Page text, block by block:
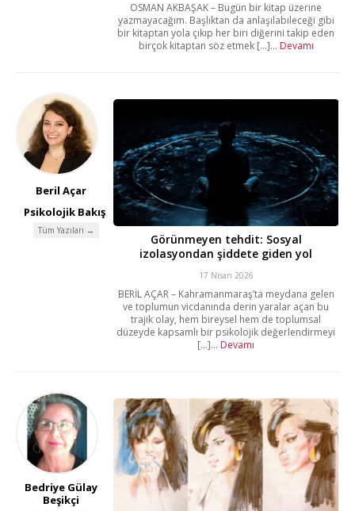
OSMAN AKBAŞAK – Bugün bir kitap üzerine
yazmayacağım. Başlıktan da anlaşılabileceği gibi
bir kitaptan yola çıkıp her biri diğerini takip eden
birçok kitaptan söz etmek [...]... Devamı
Beril Açar
Psikolojik Bakış
Tüm Yazıları →
Görünmeyen tehdit: Sosyal
izolasyondan şiddete giden yol
17 Nisan 2026
BERİL AÇAR – Kahramanmaraş’ta meydana gelen
ve toplumun vicdanında derin yaralar açan bu
trajik olay, hem bireysel hem de toplumsal
düzeyde kapsamlı bir psikolojik değerlendirmeyi
[...]... Devamı
Bedriye Gülay
Beşikçi